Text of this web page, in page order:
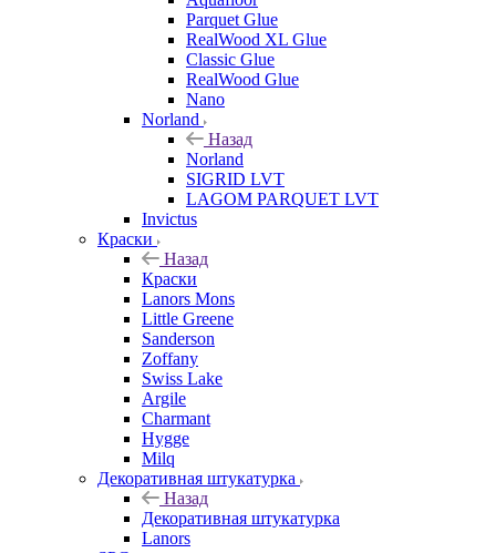
Parquet Glue
RealWood XL Glue
Classic Glue
RealWood Glue
Nano
Norland
Назад
Norland
SIGRID LVT
LAGOM PARQUET LVT
Invictus
Краски
Назад
Краски
Lanors Mons
Little Greene
Sanderson
Zoffany
Swiss Lake
Argile
Charmant
Hygge
Milq
Декоративная штукатурка
Назад
Декоративная штукатурка
Lanors